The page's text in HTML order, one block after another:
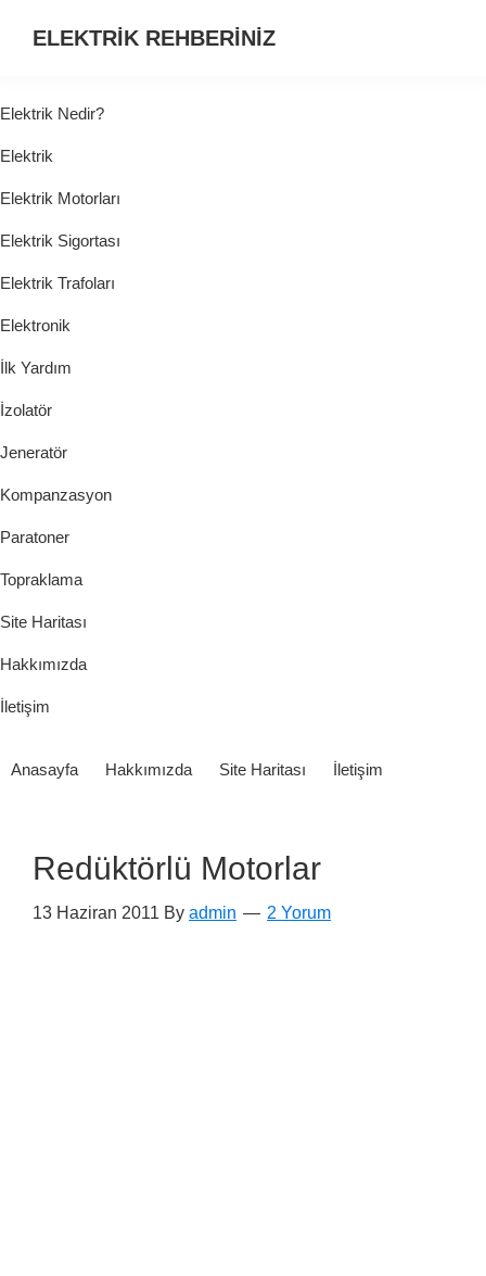
ELEKTRİK REHBERİNİZ
HER
ŞEY...
Elektrik Nedir?
Elektrik
Elektrik Motorları
Elektrik Sigortası
Elektrik Trafoları
Elektronik
İlk Yardım
İzolatör
Jeneratör
Kompanzasyon
Paratoner
Topraklama
Site Haritası
Hakkımızda
İletişim
Anasayfa Hakkımızda Site Haritası İletişim
Redüktörlü Motorlar
13 Haziran 2011 By admin 2 Yorum